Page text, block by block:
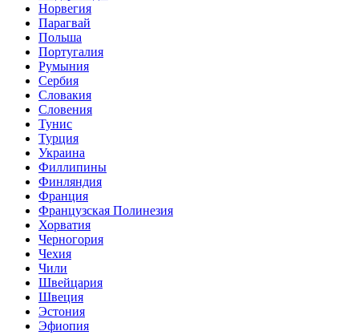
Норвегия
Парагвай
Польша
Португалия
Румыния
Сербия
Словакия
Словения
Тунис
Турция
Украина
Филлипины
Финляндия
Франция
Французская Полинезия
Хорватия
Черногория
Чехия
Чили
Швейцария
Швеция
Эстония
Эфиопия